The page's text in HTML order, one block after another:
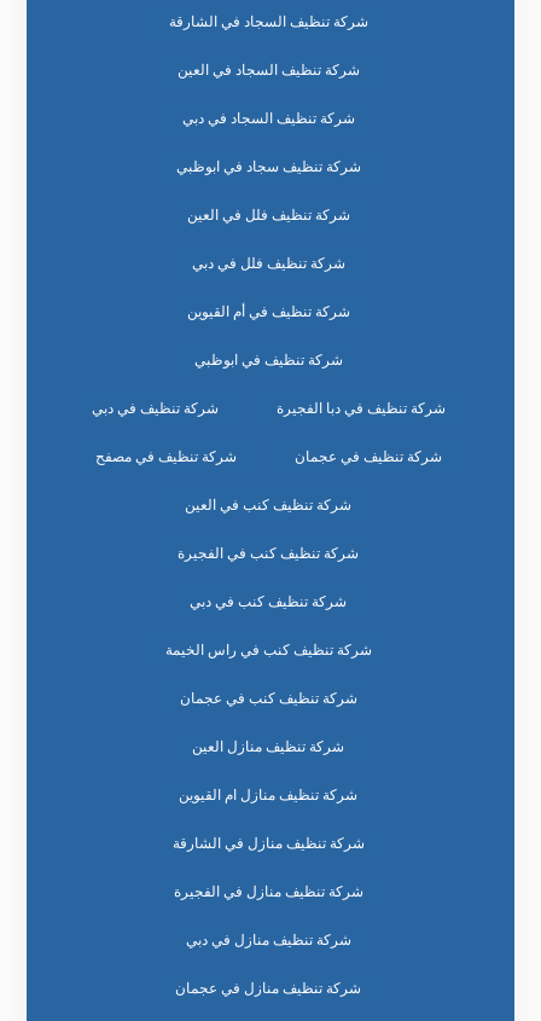
شركة تنظيف السجاد في الشارقة
شركة تنظيف السجاد في العين
شركة تنظيف السجاد في دبي
شركة تنظيف سجاد في ابوظبي
شركة تنظيف فلل في العين
شركة تنظيف فلل في دبي
شركة تنظيف في أم القيوين
شركة تنظيف في ابوظبي
شركة تنظيف في دبا الفجيرة شركة تنظيف في دبي
شركة تنظيف في عجمان شركة تنظيف في مصفح
شركة تنظيف كنب في العين
شركة تنظيف كنب في الفجيرة
شركة تنظيف كنب في دبي
شركة تنظيف كنب في راس الخيمة
شركة تنظيف كنب في عجمان
شركة تنظيف منازل العين
شركة تنظيف منازل ام القيوين
شركة تنظيف منازل في الشارقة
شركة تنظيف منازل في الفجيرة
شركة تنظيف منازل في دبي
شركة تنظيف منازل في عجمان